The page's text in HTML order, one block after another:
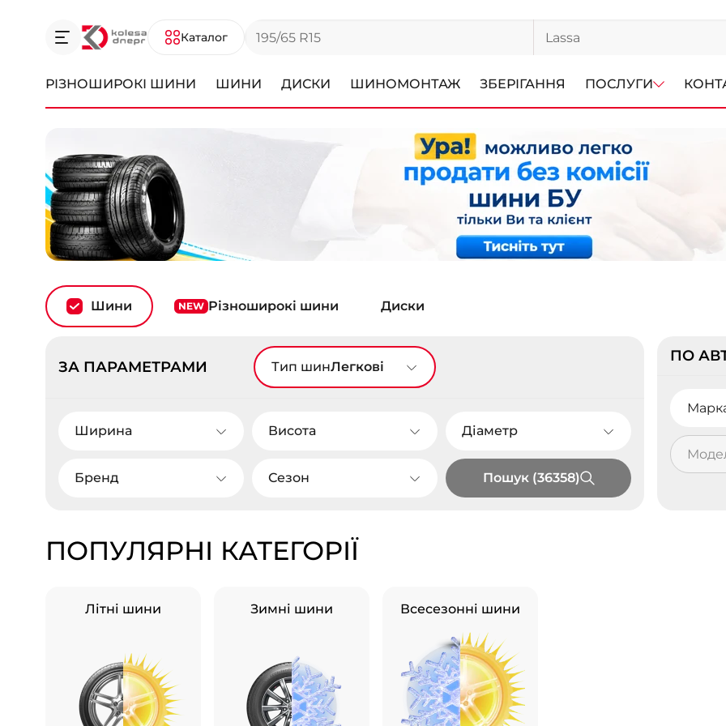
Каталог
РІЗНОШИРОКІ ШИНИ ШИНИ ДИСКИ ШИНОМОНТАЖ ЗБЕРІГАННЯ ПОСЛУГИ
Шини NEW Різноширокі шини Диски
ЗА ПАРАМЕТРАМИ Тип шинЛегкові
Ширина Висота Діаметр
Бренд Сезон Пошук (36358)
ПО
ПОПУЛЯРНІ КАТЕГОРІЇ
Літні шини Зимні шини Всесезонні шини